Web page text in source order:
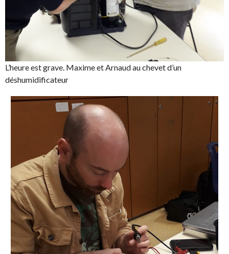
L’heure est grave. Maxime et Arnaud au chevet d’un
déshumidificateur